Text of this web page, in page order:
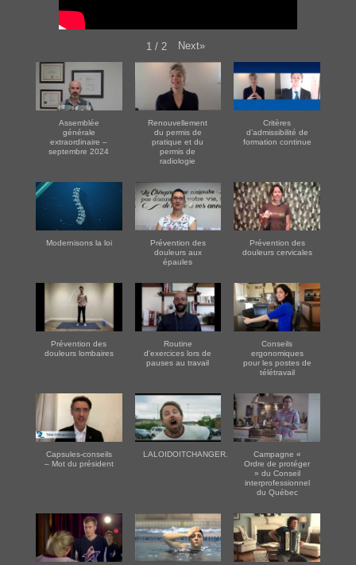
1 / 2 Next»
Assemblée
générale
extraordinaire –
septembre 2024
Renouvellement
du permis de
pratique et du
permis de
radiologie
Critères
d’admissibilité de
formation continue
Modernisons la loi
Prévention des
douleurs aux
épaules
Prévention des
douleurs cervicales
Prévention des
douleurs lombaires
Routine
d'exercices lors de
pauses au travail
Conseils
ergonomiques
pour les postes de
télétravail
Capsules-conseils
– Mot du président
LALOIDOITCHANGER.COM
Campagne «
Ordre de protéger
» du Conseil
interprofessionnel
du Québec